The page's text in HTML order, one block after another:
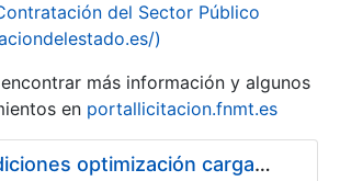
del Sector Público
)
más información y algunos
en portallicitacion.fnmt.es
Pliego condiciones optimización cargas compras firmado